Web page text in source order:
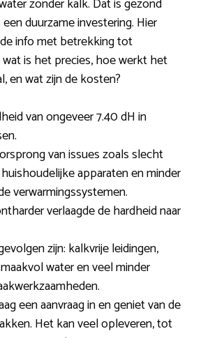
duurzame investering. Hier
info met betrekking tot
is het precies, hoe werkt het
en wat zijn de kosten?
van ongeveer 7.40 dH in
van issues zoals slecht
apparaten en minder
verwarmingssystemen.
verlaagde de hardheid naar
zijn: kalkvrije leidingen,
water en veel minder
een aanvraag in en geniet van de
Het kan veel opleveren, tot